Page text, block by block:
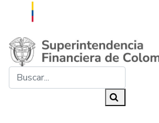
Saltar al contenido principal